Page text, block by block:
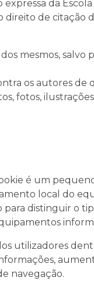
da
direito de citação
mesmos, salvo
os autores de
fotos,
é um
local do
distinguir o
utilizadores
navegação.